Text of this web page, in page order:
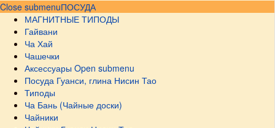
Close submenuПОСУДА
МАГНИТНЫЕ ТИПОДЫ
Гайвани
Ча Хай
Чашечки
Аксессуары Open submenu
Посуда Гуанси, глина Нисин Тао
Типоды
Ча Бань (Чайные доски)
Чайники